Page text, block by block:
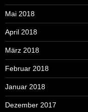
Mai 2018
April 2018
März 2018
Februar 2018
Januar 2018
Dezember 2017